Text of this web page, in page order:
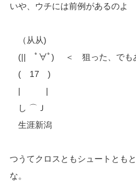
いや、ウチには前例があるのよ
（从从)
(|| ﾟ∀ﾟ) ＜ 狙った、でもあ
( 17 )
| |
し ⌒Ｊ
生涯新潟
つうてクロスともシュートとも
な。